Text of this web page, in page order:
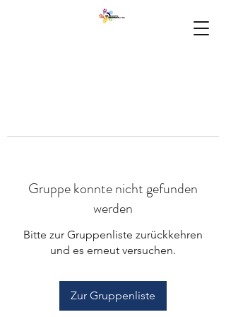
Gruppe konnte nicht gefunden
werden
Bitte zur Gruppenliste zurückkehren
und es erneut versuchen.
Zur Gruppenliste